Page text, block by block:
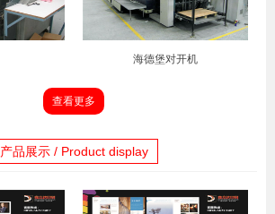
海德堡对开机
查看更多
产品展示 / Product display